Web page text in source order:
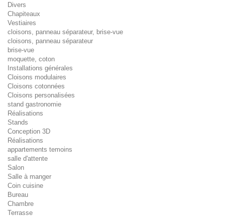
Divers
Chapiteaux
Vestiaires
cloisons, panneau séparateur, brise-vue
cloisons, panneau séparateur
brise-vue
moquette, coton
Installations générales
Cloisons modulaires
Cloisons cotonnées
Cloisons personalisées
stand gastronomie
Réalisations
Stands
Conception 3D
Réalisations
appartements temoins
salle d'attente
Salon
Salle à manger
Coin cuisine
Bureau
Chambre
Terrasse